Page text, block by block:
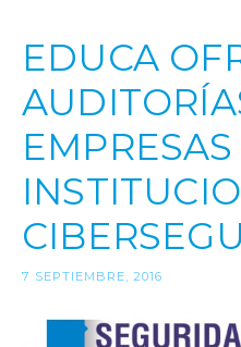
EDUCA
EMPRESAS
7 SEPTIEMBRE, 2016